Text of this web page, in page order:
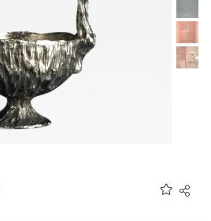
Share
Twitter